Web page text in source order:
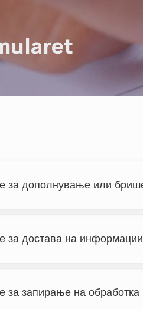
за дополнување или
за достава на
за запирање на обработка